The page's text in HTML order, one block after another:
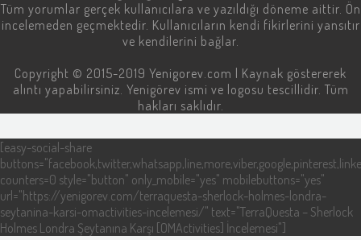
Tüm yorumlar gerçek kullanıcılara ve yazıldığı döneme aittir. Ön
incelemeden geçmektedir. Kullanıcıların kendi fikirlerini yansıtır
ve kendilerini bağlar.
Copyright © 2015-2019 Yenigorev.com | Kaynak göstererek
alıntı yapabilirsiniz. Yenigörev ismi ve logosu tescillidir. Tüm
hakları saklıdır.
[easy-social-share
counters=0 style="button" only_mobile="yes" mobilebuttons="yes"
url="https://yenigorev.com/terraquesta-sherlock-holmes-londra-
seytanina-karsi-omactivities-incelemesi/" text="TerraQuesta – Sherlock
Holmes Londra Şeytanına Karşı [OMActivities] İncelemesi"]